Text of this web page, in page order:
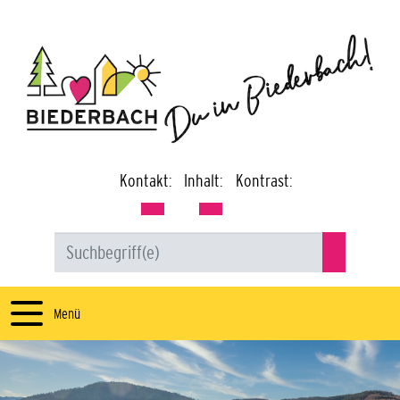
Kontakt: Inhalt: Kontrast:
Menü